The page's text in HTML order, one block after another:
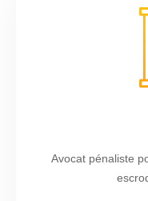
Avocat pénaliste